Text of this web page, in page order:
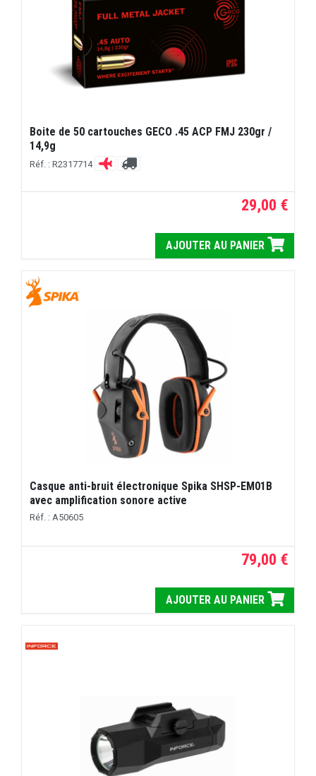
Boite de 50 cartouches GECO .45 ACP FMJ 230gr /
14,9g
Réf. : R2317714
29,00 €
AJOUTER AU PANIER
Casque anti-bruit électronique Spika SHSP-EM01B
avec amplification sonore active
Réf. : A50605
79,00 €
AJOUTER AU PANIER